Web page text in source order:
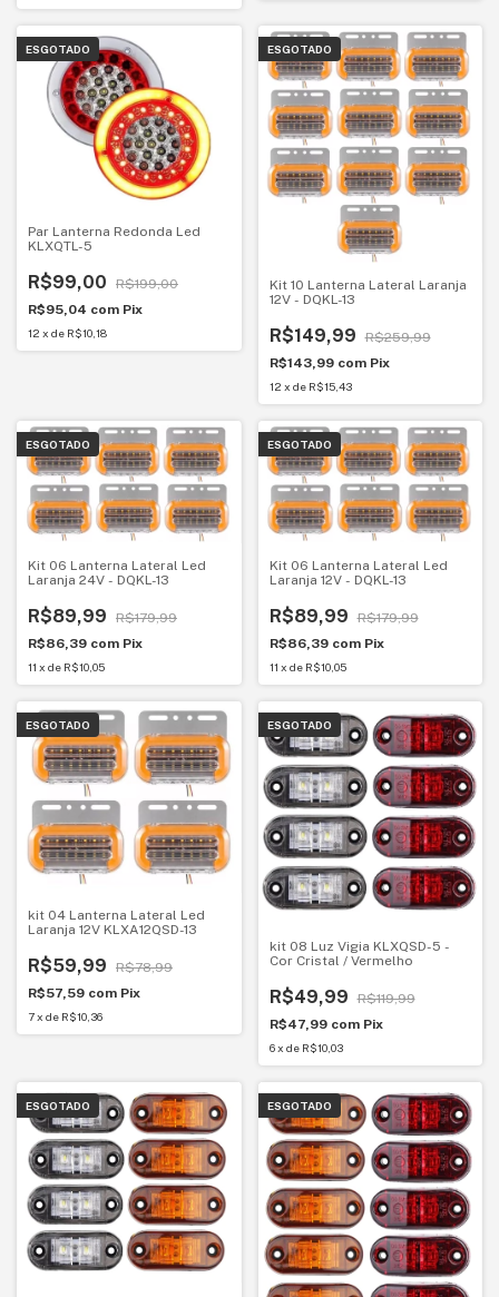
ESGOTADO
Par Lanterna Redonda Led
KLXQTL-5
R$99,00
R$199,00
R$95,04 com Pix
12 x de R$10,18
ESGOTADO
Kit 10 Lanterna Lateral Laranja
12V - DQKL-13
R$149,99
R$259,99
R$143,99 com Pix
12 x de R$15,43
ESGOTADO
Kit 06 Lanterna Lateral Led
Laranja 24V - DQKL-13
R$89,99
R$179,99
R$86,39 com Pix
11 x de R$10,05
ESGOTADO
Kit 06 Lanterna Lateral Led
Laranja 12V - DQKL-13
R$89,99
R$179,99
R$86,39 com Pix
11 x de R$10,05
ESGOTADO
kit 04 Lanterna Lateral Led
Laranja 12V KLXA12QSD-13
R$59,99
R$78,99
R$57,59 com Pix
7x de R$10,36
ESGOTADO
kit 08 Luz Vigia KLXQSD-5 -
Cor Cristal / Vermelho
R$49,99
R$119,99
R$47,99 com Pix
6 x de R$10,03
ESGOTADO ESGOTADO